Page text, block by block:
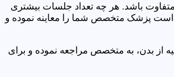
متفاوت باشد. هر چه تعداد جلسات بیشتری
است پزشک متخصص شما را معاینه نموده و
از بدن، به متخصص مراجعه نموده و برای